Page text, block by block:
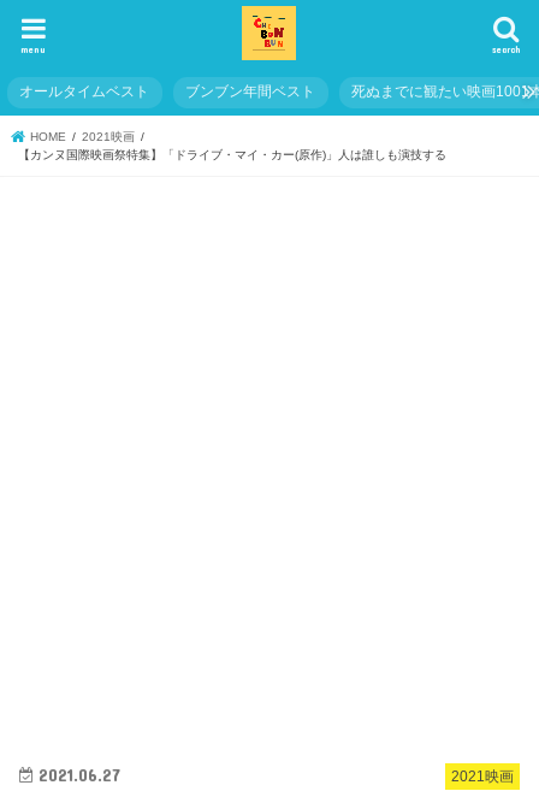
search
menu
オールタイムベスト ブンブン年間ベスト 死ぬまでに観たい映画1001
HOME
2021映画
【カンヌ国際映画祭特集】「ドライブ・マイ・カー(原作)」人は誰しも演技する
2021映画
2021.06.27